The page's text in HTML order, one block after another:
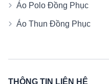
Áo Polo Đồng Phục
Áo Thun Đồng Phục
THÔNG TIN LIÊN HỆ